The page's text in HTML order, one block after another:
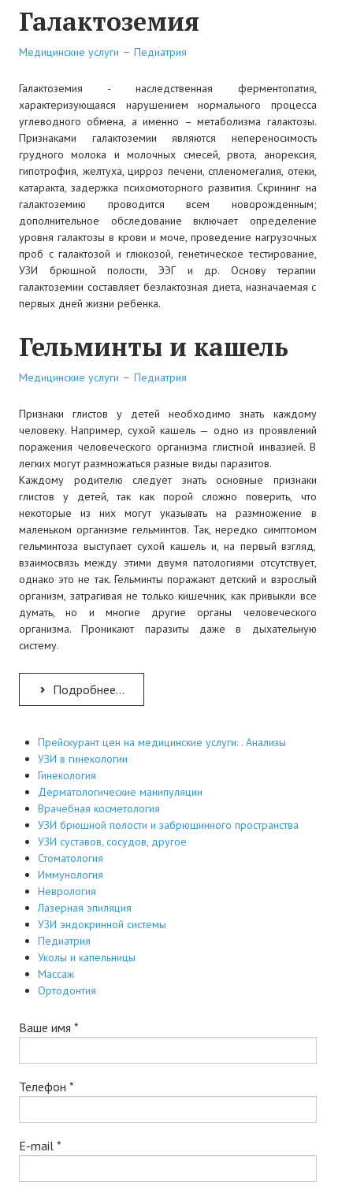
Массаж
АНАЛИЗЫ
СПЕЦИАЛИСТЫ
СТАТЬИ
КОНТАКТЫ
Галактоземия
Медицинские услуги Педиатрия
Галактоземия - наследственная ферментопатия,
характеризующаяся нарушением нормального процесса
углеводного обмена, а именно – метаболизма галактозы.
Признаками галактоземии являются непереносимость
грудного молока и молочных смесей, рвота, анорексия,
гипотрофия, желтуха, цирроз печени, спленомегалия, отеки,
катаракта, задержка психомоторного развития. Скрининг на
галактоземию проводится всем новорожденным;
дополнительное обследование включает определение
уровня галактозы в крови и моче, проведение нагрузочных
проб с галактозой и глюкозой, генетическое тестирование,
УЗИ брюшной полости, ЭЭГ и др. Основу терапии
галактоземии составляет безлактозная диета, назначаемая с
первых дней жизни ребенка.
Гельминты и кашель
Медицинские услуги Педиатрия
Признаки глистов у детей необходимо знать каждому
человеку. Например, сухой кашель — одно из проявлений
поражения человеческого организма глистной инвазией. В
легких могут размножаться разные виды паразитов.
Каждому родителю следует знать основные признаки
глистов у детей, так как порой сложно поверить, что
некоторые из них могут указывать на размножение в
маленьком организме гельминтов. Так, нередко симптомом
гельминтоза выступает сухой кашель и, на первый взгляд,
взаимосвязь между этими двумя патологиями отсутствует,
однако это не так. Гельминты поражают детский и взрослый
организм, затрагивая не только кишечник, как привыкли все
думать, но и многие другие органы человеческого
организма. Проникают паразиты даже в дыхательную
систему.
Подробнее...
Прейскурант цен на медицинские услуги: . Анализы
УЗИ в гинекологии
Гинекология
Дерматологические манипуляции
Врачебная косметология
УЗИ брюшной полости и забрюшинного пространства
УЗИ суставов, сосудов, другое
Стоматология
Иммунология
Неврология
Лазерная эпиляция
УЗИ эндокринной системы
Педиатрия
Уколы и капельницы
Массаж
Ортодонтия
Ваше имя *
Телефон *
E-mail *